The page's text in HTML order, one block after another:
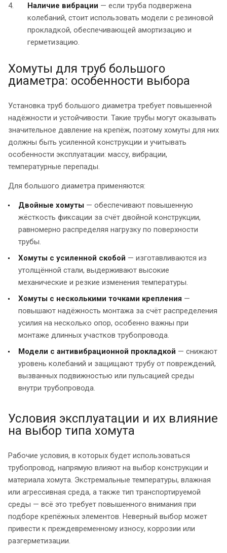
Наличие вибрации — если труба подвержена
колебаний, стоит использовать модели с резиновой
прокладкой, обеспечивающей амортизацию и
герметизацию.
Хомуты для труб большого
диаметра: особенности выбора
Установка труб большого диаметра требует повышенной
надёжности и устойчивости. Такие трубы могут оказывать
значительное давление на крепёж, поэтому хомуты для них
должны быть усиленной конструкции и учитывать
особенности эксплуатации: массу, вибрации,
температурные перепады.
Для большого диаметра применяются:
Двойные хомуты — обеспечивают повышенную
жёсткость фиксации за счёт двойной конструкции,
равномерно распределяя нагрузку по поверхности
трубы.
Хомуты с усиленной скобой — изготавливаются из
утолщённой стали, выдерживают высокие
механические и резкие изменения температуры.
Хомуты с несколькими точками крепления —
повышают надёжность монтажа за счёт распределения
усилия на несколько опор, особенно важны при
монтаже длинных участков трубопровода.
Модели с антивибрационной прокладкой — снижают
уровень колебаний и защищают трубу от повреждений,
вызванных подвижностью или пульсацией среды
внутри трубопровода.
Условия эксплуатации и их влияние
на выбор типа хомута
Рабочие условия, в которых будет использоваться
трубопровод, напрямую влияют на выбор конструкции и
материала хомута. Экстремальные температуры, влажная
или агрессивная среда, а также тип транспортируемой
среды — всё это требует повышенного внимания при
подборе крепёжных элементов. Неверный выбор может
привести к преждевременному износу, коррозии или
разгерметизации.